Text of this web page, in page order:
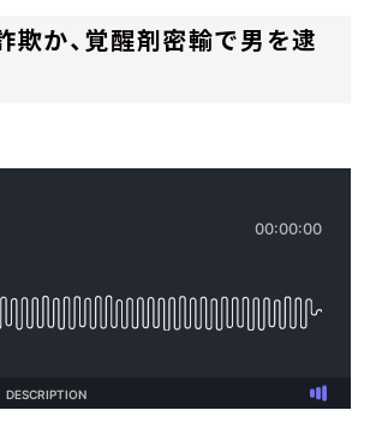
欺か、覚醒剤密輸で男を逮